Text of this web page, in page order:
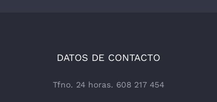
DATOS DE CONTACTO
Tfno. 24 horas. 608 217 454